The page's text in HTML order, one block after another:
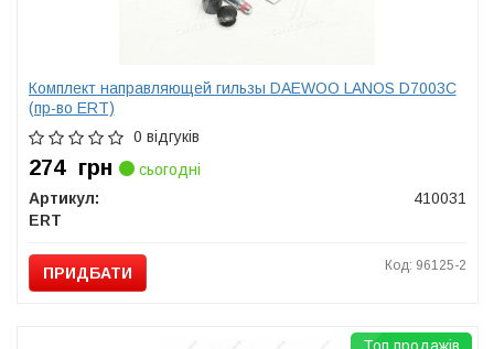
Комплект направляющей гильзы DAEWOO LANOS D7003C
(пр-во ERT)
0 відгуків
274 грн
сьогодні
Артикул:
410031
ERT
ПРИДБАТИ Код: 96125-2